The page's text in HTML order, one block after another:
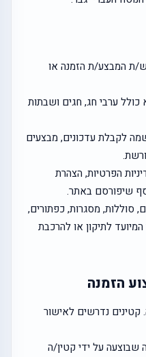
ת המבצע/ת הזמנה או
ערבי חג, חגים ושבתות
לקבלת עדכונים, מבצעים
הפרטיות, הצהרת
שיפורסם באתר.
סוללות, מסגרות, כפתורים,
לתיקון או להרכבת
הזמנה
מותר מגיל 18 ומעלה. קטינים נדרשים לאישור
שבוצעה על ידי קטין/ה